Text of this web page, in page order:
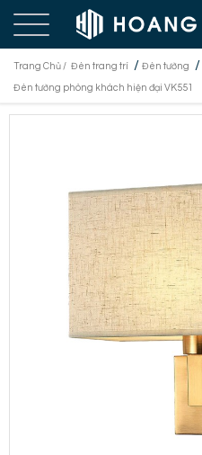
Trang Chủ / Đèn trang trí / Đèn tường /
Đèn tường phòng khách hiện đại VK551